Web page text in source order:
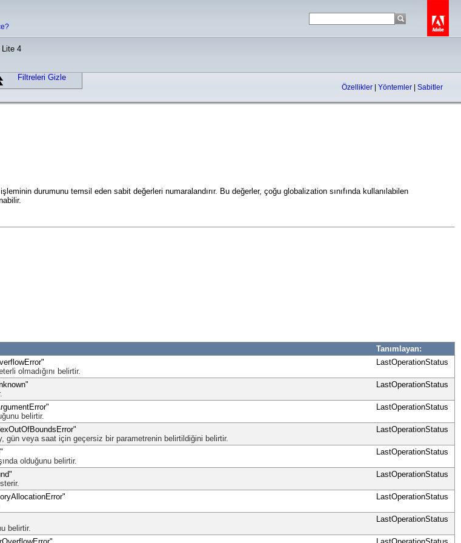
4
Filtreleri Gizle
Özellikler Yöntemler Sabitler
durumunu temsil eden sabit değerleri numaralandırır. Bu değerler, çoğu globalization sınıfında kullanılabilen
Tanımlayan:
olmadığını belirtir.
LastOperationStatus
LastOperationStatus
belirtir.
LastOperationStatus
gün veya saat için geçersiz bir parametrenin belirtildiğini belirtir.
LastOperationStatus
olduğunu belirtir.
LastOperationStatus
LastOperationStatus
LastOperationStatus
belirtir.
LastOperationStatus
LastOperationStatus